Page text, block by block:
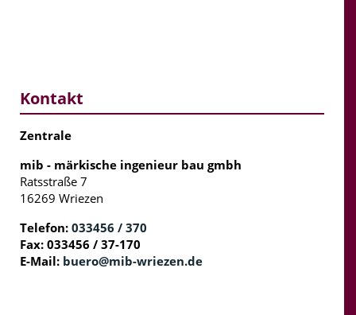
Kontakt
Zentrale
mib - märkische ingenieur bau gmbh
Ratsstraße 7
16269 Wriezen
Telefon: 033456 / 370
Fax: 033456 / 37-170
E-Mail: buero@mib-wriezen.de